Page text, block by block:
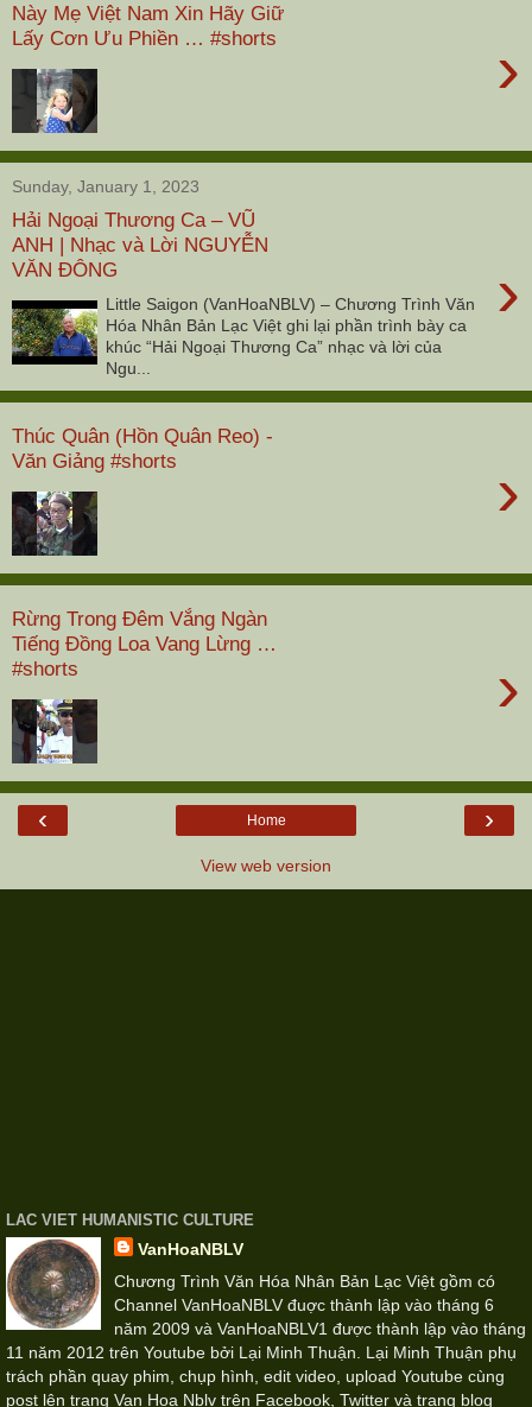
Này Mẹ Việt Nam Xin Hãy Giữ
Lấy Cơn Ưu Phiền … #shorts
›
Sunday, January 1, 2023
Hải Ngoại Thương Ca – VŨ
ANH | Nhạc và Lời NGUYỄN
VĂN ĐÔNG
›
Little Saigon (VanHoaNBLV) – Chương Trình Văn
Hóa Nhân Bản Lạc Việt ghi lại phần trình bày ca
khúc “Hải Ngoại Thương Ca” nhạc và lời của
Ngu...
Thúc Quân (Hồn Quân Reo) -
Văn Giảng #shorts
›
Rừng Trong Đêm Vắng Ngàn
Tiếng Đồng Loa Vang Lừng …
#shorts
›
‹ ›
Home
View web version
LAC VIET HUMANISTIC CULTURE
VanHoaNBLV
Chương Trình Văn Hóa Nhân Bản Lạc Việt gồm có
Channel VanHoaNBLV đuợc thành lập vào tháng 6
năm 2009 và VanHoaNBLV1 được thành lập vào tháng
11 năm 2012 trên Youtube bởi Lại Minh Thuận. Lại Minh Thuận phụ
trách phần quay phim, chụp hình, edit video, upload Youtube cùng
post lên trang Van Hoa Nblv trên Facebook, Twitter và trang blog